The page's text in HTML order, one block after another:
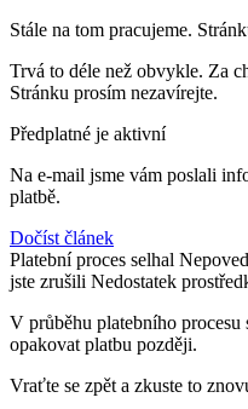
Stále na tom pracujeme.
Trvá to déle než obvykle. Za
Stránku prosím nezavírejte.
Předplatné je aktivní
Na e-mail jsme vám poslali
platbě.
Dočíst článek
Platební proces selhal
jste zrušili Nedostatek
V průběhu platebního
opakovat platbu později.
Vraťte se zpět a zkuste to